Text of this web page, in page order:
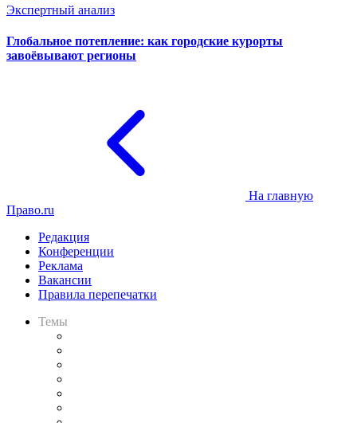
Экспертный анализ
Глобальное потепление: как городские курорты
завоёвывают регионы
На главную
Право.ru
Редакция
Конференции
Реклама
Вакансии
Правила перепечатки
Темы